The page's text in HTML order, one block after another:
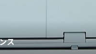
ス